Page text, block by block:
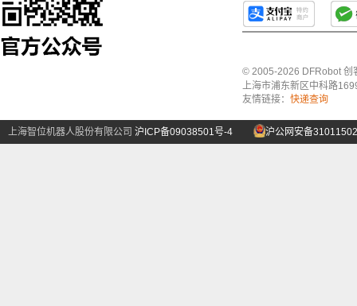
© 2005-2026 DFRobot 创
上海市浦东新区中科路
友情链接： 快递查询
上海智位机器人股份有限公司 沪ICP备09038501号-4 沪公网安备